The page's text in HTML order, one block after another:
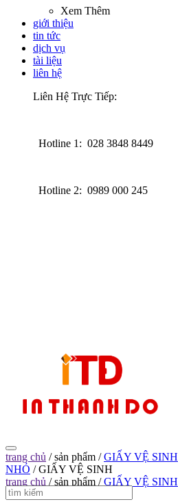
Xem Thêm
giới thiệu
tin tức
dịch vụ
tài liệu
liên hệ
Liên Hệ Trực Tiếp:
Hotline 1: 028 3848 8449
Hotline 2: 0989 000 245
trang chủ / sản phẩm / GIẤY VỆ SINH
NHỎ / GIẤY VỆ SINH
trang chủ / sản phẩm / GIẤY VỆ SINH
NHỎ / GIẤY VỆ SINH